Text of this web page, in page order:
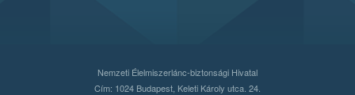
Nemzeti Élelmiszerlánc-biztonsági Hivatal
Cím: 1024 Budapest, Keleti Károly utca. 24.